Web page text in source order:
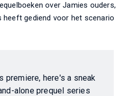
over Jamies ouders,
heeft gediend voor het scenario
premiere, here's a sneak
alone prequel series